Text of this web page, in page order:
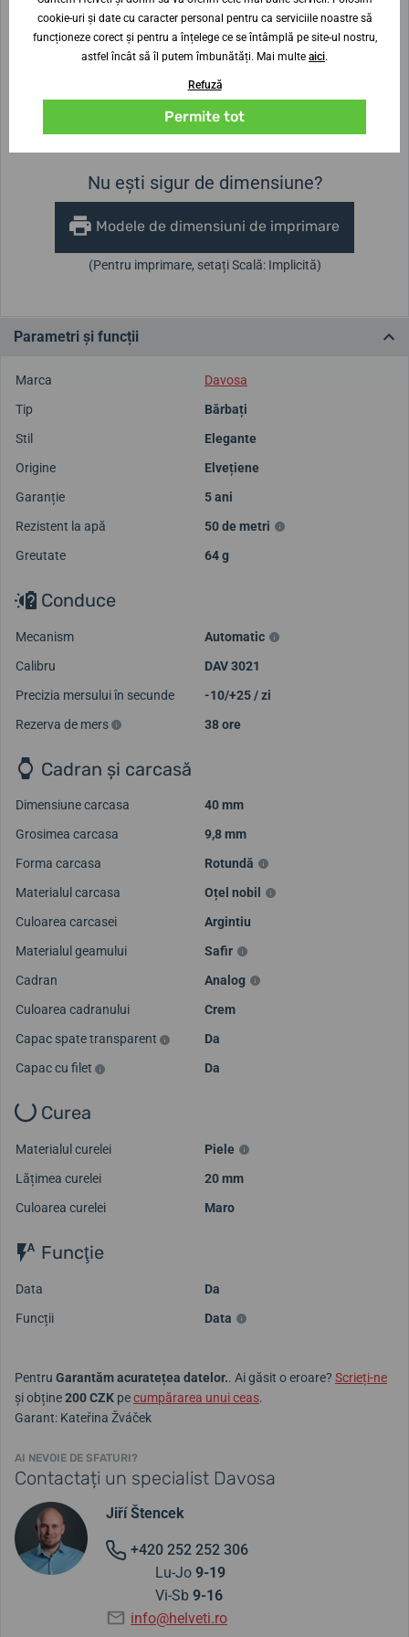
Lățimea curelei
Înălțimea carcasei Diametrul carcasei
40 mm
Nu ești sigur de dimensiune?
Modele de dimensiuni de imprimare
(Pentru imprimare, setați Scală: Implicită)
Parametri și funcții
Marca
Davosa
Tip
Bărbați
Stil
Elegante
Origine
Elvețiene
Garanție
5 ani
Rezistent la apă
50 de metri
Greutate
64 g
Conduce
Mecanism
Automatic
Calibru
DAV 3021
Precizia mersului în secunde
-10/+25 / zi
Rezerva de mers
38 ore
Cadran și carcasă
Dimensiune carcasa
40 mm
Grosimea carcasa
9,8 mm
Forma carcasa
Rotundă
Materialul carcasa
Oțel nobil
Culoarea carcasei
Argintiu
Materialul geamului
Safir
Cadran
Analog
Culoarea cadranului
Crem
Capac spate transparent
Da
Capac cu filet
Da
Curea
Materialul curelei
Piele
Lățimea curelei
20 mm
Culoarea curelei
Maro
Funcţie
Data
Da
Funcții
Data
Pentru Garantăm acuratețea datelor.. Ai găsit o eroare? Scrieți-ne
și obține200 CZK pecumpărarea unui ceas.
Garant: Kateřina Žváček
AI NEVOIE DE SFATURI?
Contactați un specialist Davosa
Jiří Štencek
+420 252 252 306
Lu-Jo 9-19
Vi-Sb 9-16
info@helveti.ro
cookie-uri și date cu caracter personal pentru ca serviciile noastre să
funcționeze corect și pentru a înțelege ce se întâmplă pe site-ul nostru,
astfel încât să îl putem îmbunătăți. Mai multe aici.
Refuză
Permite tot